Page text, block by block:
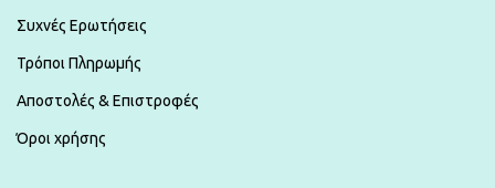
Συχνές Ερωτήσεις
Τρόποι Πληρωμής
Αποστολές & Επιστροφές
Όροι χρήσης